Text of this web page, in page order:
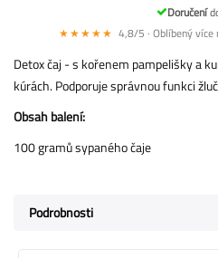
Doručení
★★★★★ 4,8/5 · Oblíbený
Detox čaj - s kořenem pampelišky a
kúrách. Podporuje správnou funkci
Obsah balení:
100 gramů sypaného čaje
Podrobnosti